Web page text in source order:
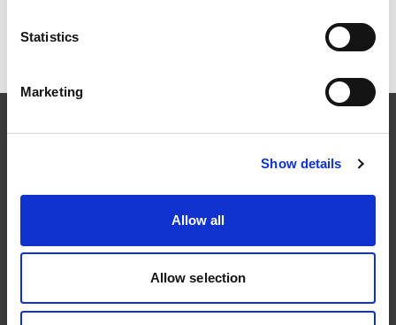
Statistics
Marketing
Show details
Allow all
Allow selection